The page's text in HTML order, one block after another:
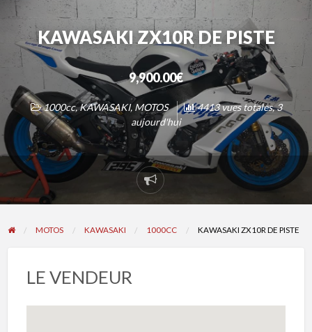
KAWASAKI ZX10R DE PISTE
9,900.00€
1000cc,KAWASAKI, MOTOS
4413 vues totales, 3
aujourd'hui
Signaler
un
problème
MOTOS KAWASAKI 1000CC KAWASAKI ZX10R DE PISTE
LE VENDEUR